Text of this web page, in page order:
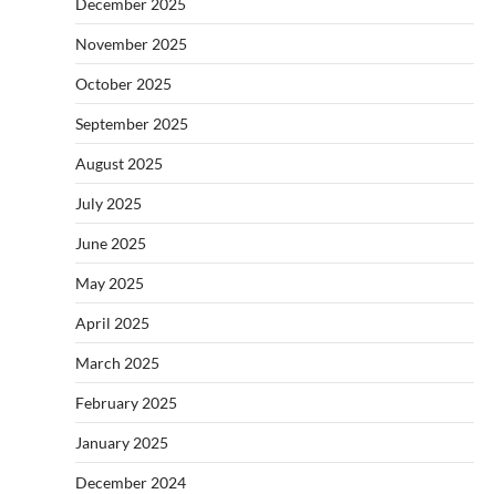
December 2025
November 2025
October 2025
September 2025
August 2025
July 2025
June 2025
May 2025
April 2025
March 2025
February 2025
January 2025
December 2024